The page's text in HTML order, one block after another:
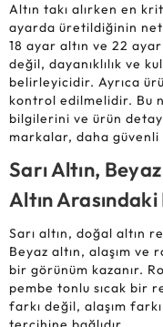
Altın takı alırken en
ayarda üretildiğinin
18 ayar altın ve 22
değil, dayanıklılık ve
belirleyicidir. Ayrıca
kontrol edilmelidir. Bu
bilgilerini ve ürün
markalar, daha güvenli
Sarı Altın,
Altın
Sarı altın, doğal altın
Beyaz altın, alaşım ve
bir görünüm kazanır.
pembe tonlu sıcak bir
farkı değil, alaşım